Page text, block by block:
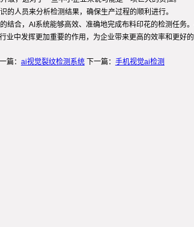
人员来分析检测结果，确保生产过程的顺利进行。
合，AI系统能够高效、准确地完成布料印花的检测任
中发挥更加重要的作用，为企业带来更高的效率和更好的
篇： ai视觉裂纹检测系统下一篇： 手机视觉ai检测